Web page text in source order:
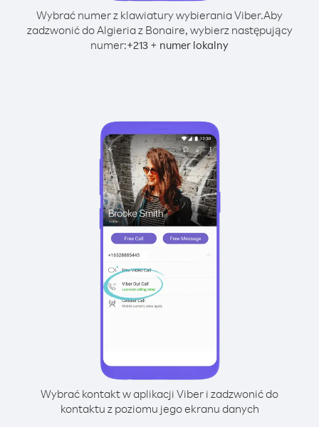
Wybrać numer z klawiatury wybierania Viber.Aby
zadzwonić do Algieria z Bonaire, wybierz następujący
numer:+213 + numer lokalny
Wybrać kontakt w aplikacji Viber i zadzwonić do
kontaktu z poziomu jego ekranu danych